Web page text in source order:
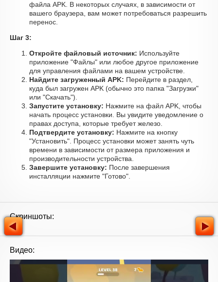
файла APK. В некоторых случаях, в зависимости от
вашего браузера, вам может потребоваться разрешить
перенос.
Шаг 3:
Откройте файловый источник: Используйте
приложение "Файлы" или любое другое приложение
для управления файлами на вашем устройстве.
Найдите загруженный APK: Перейдите в раздел,
куда был загружен APK (обычно это папка "Загрузки"
или "Скачать").
Запустите установку: Нажмите на файл APK, чтобы
начать процесс установки. Вы увидите уведомление о
правах доступа, которые требует железо.
Подтвердите установку: Нажмите на кнопку
"Установить". Процесс установки может занять чуть
времени в зависимости от размера приложения и
производительности устройства.
Завершите установку: После завершения
инсталляции нажмите "Готово".
Скриншоты:
Видео: